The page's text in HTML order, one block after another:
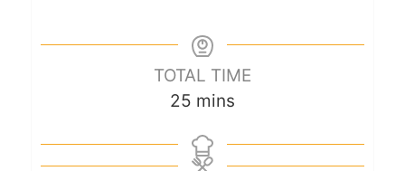
TOTAL TIME
25 mins